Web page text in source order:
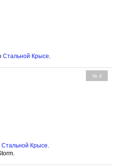
Стальной Крысе.
№ 4
Стальной Крысе.